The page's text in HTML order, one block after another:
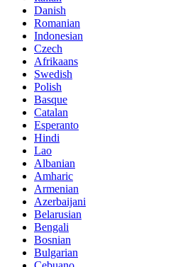
Danish
Romanian
Indonesian
Czech
Afrikaans
Swedish
Polish
Basque
Catalan
Esperanto
Hindi
Lao
Albanian
Amharic
Armenian
Azerbaijani
Belarusian
Bengali
Bosnian
Bulgarian